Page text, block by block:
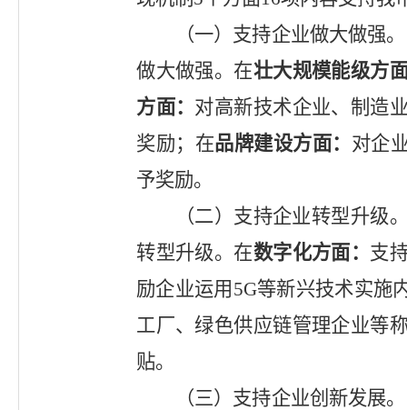
（一） 支持企业做大做强。
做大做强。 在壮大规模能级方
方面： 对高新技术企业、制造
奖励；在品牌建设方面： 对企
予奖励。
（二）支持企业转型升级
转型升级。 在数字化方面： 支
励企业运用 5G等新兴技术实施
工厂、绿色供应链管理企业等
贴。
（三）支持企业创新发展